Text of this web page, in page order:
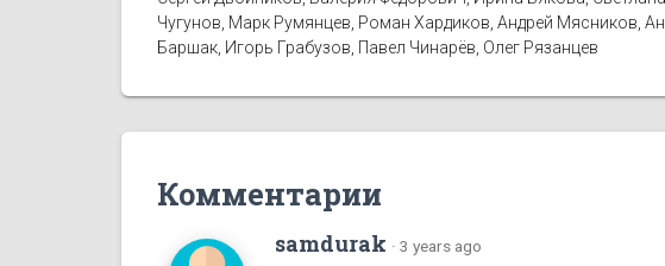
Чугунов, Марк Румянцев, Роман Хардиков, Андрей Мясников,
Баршак, Игорь Грабузов, Павел Чинарёв, Олег Рязанцев
Комментарии
samdurak · 3 years ago